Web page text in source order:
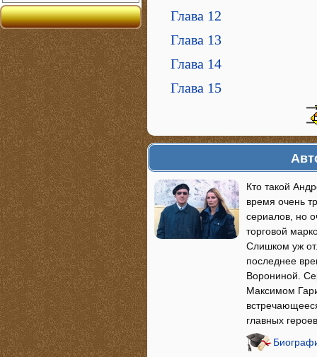
Глава 12
Глава 13
Глава 14
Глава 15
Кто такой
время очень
сериалов, но
торговой
Слишком уж
последнее
Ворониной.
Максимом
главных